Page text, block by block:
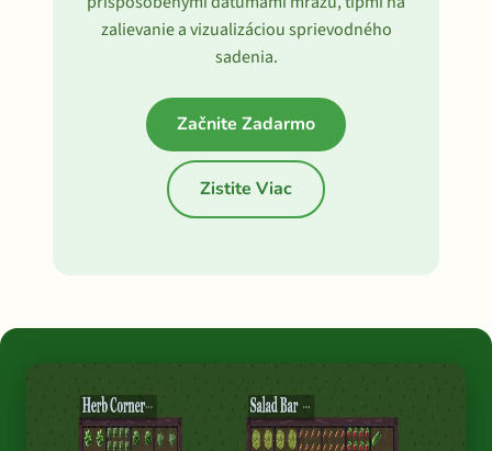
zalievanie a vizualizáciou sprievodného
sadenia.
Začnite Zadarmo
Zistite Viac